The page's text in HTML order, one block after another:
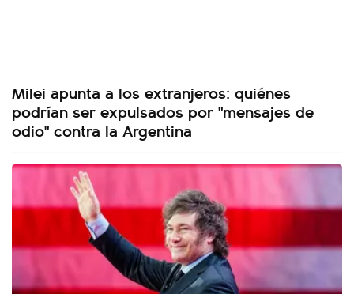
Milei apunta a los extranjeros: quiénes
podrían ser expulsados por "mensajes de
odio" contra la Argentina